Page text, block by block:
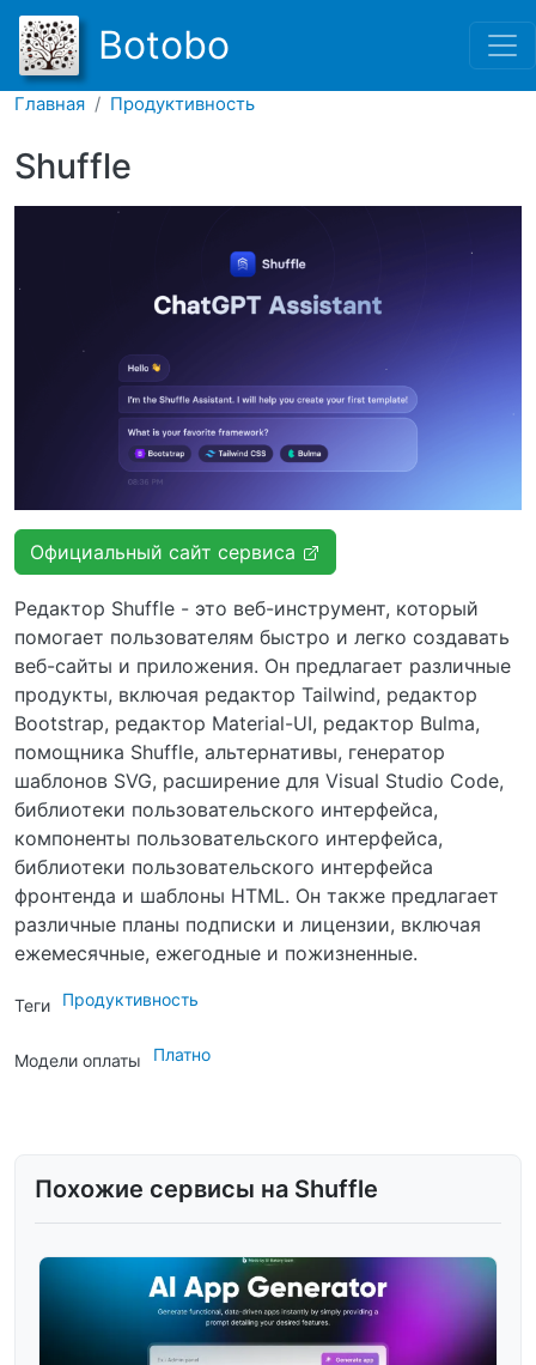
Перейти к основному
Botobo
Главная Продуктивность
Shuffle
Официальный сайт сервиса
Редактор Shuffle - это веб-инструмент, который
помогает пользователям быстро и легко создавать
веб-сайты и приложения. Он предлагает различные
продукты, включая редактор Tailwind, редактор
Bootstrap, редактор Material-UI, редактор Bulma,
помощника Shuffle, альтернативы, генератор
шаблонов SVG, расширение для Visual Studio Code,
библиотеки пользовательского интерфейса,
компоненты пользовательского интерфейса,
библиотеки пользовательского интерфейса
фронтенда и шаблоны HTML. Он также предлагает
различные планы подписки и лицензии, включая
ежемесячные, ежегодные и пожизненные.
Теги Продуктивность
Модели оплаты Платно
Похожие сервисы на Shuffle